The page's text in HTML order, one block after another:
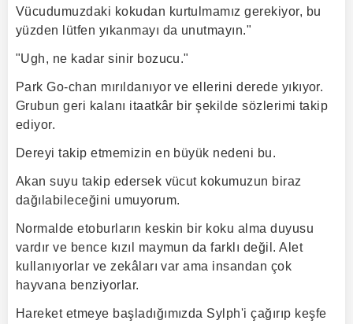
Vücudumuzdaki kokudan kurtulmamız gerekiyor, bu
yüzden lütfen yıkanmayı da unutmayın."
"Ugh, ne kadar sinir bozucu."
Park Go-chan mırıldanıyor ve ellerini derede yıkıyor.
Grubun geri kalanı itaatkâr bir şekilde sözlerimi takip
ediyor.
Dereyi takip etmemizin en büyük nedeni bu.
Akan suyu takip edersek vücut kokumuzun biraz
dağılabileceğini umuyorum.
Normalde etoburların keskin bir koku alma duyusu
vardır ve bence kızıl maymun da farklı değil. Alet
kullanıyorlar ve zekâları var ama insandan çok
hayvana benziyorlar.
Hareket etmeye başladığımızda Sylph'i çağırıp keşfe